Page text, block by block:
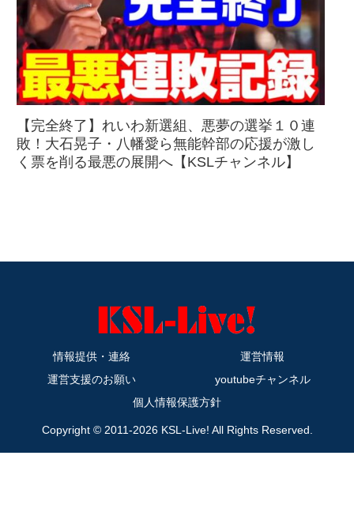
【完全終了】れいわ新選組、悪夢の選挙１０連
敗！大石晃子・八幡愛ら無能幹部の応援が激し
く票を削る最悪の展開へ【KSLチャンネル】
情報提供・連絡
運営情報
運営支援のお願い
youtubeチャンネル
個人情報保護方針
Copyright © 2011-2026 KSL-Live! All Rights Reserved.